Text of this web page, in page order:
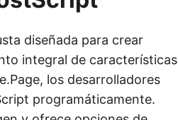
diseñada para crear
integral de características
los desarrolladores
programáticamente.